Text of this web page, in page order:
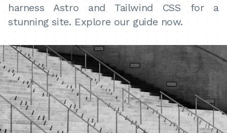
harness Astro and Tailwind CSS for a
stunning site. Explore our guide now.